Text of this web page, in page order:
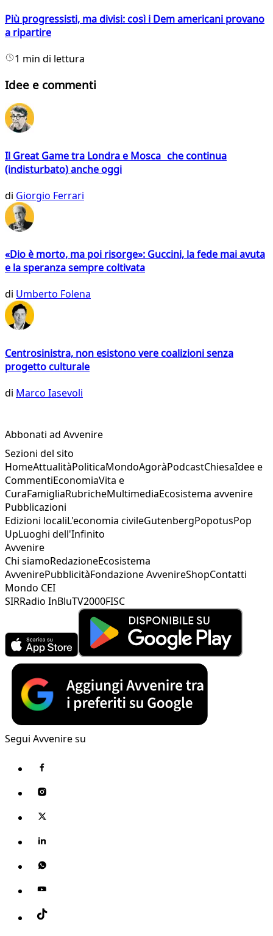
Più progressisti, ma divisi: così i Dem americani provano
a ripartire
1 min di lettura
Idee e commenti
Il Great Game tra Londra e Mosca che continua
(indisturbato) anche oggi
di Giorgio Ferrari
«Dio è morto, ma poi risorge»: Guccini, la fede mai avuta
e la speranza sempre coltivata
di Umberto Folena
Centrosinistra, non esistono vere coalizioni senza
progetto culturale
di Marco Iasevoli
Abbonati ad Avvenire
Sezioni del sito
HomeAttualitàPoliticaMondoAgoràPodcastChiesaIdee e
CommentiEconomiaVita e
CuraFamigliaRubricheMultimediaEcosistema avvenire
Pubblicazioni
Edizioni localiL'economia civileGutenbergPopotusPop
UpLuoghi dell'Infinito
Avvenire
Chi siamoRedazioneEcosistema
AvvenirePubblicitàFondazione AvvenireShopContatti
Mondo CEI
SIRRadio InBluTV2000FISC
Segui Avvenire su